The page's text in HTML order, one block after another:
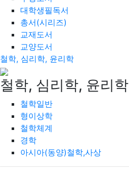
대학생필독서
총서(시리즈)
교재도서
교양도서
철학, 심리학, 윤리학
철학, 심리학, 윤리학
철학일반
형이상학
철학체계
경학
아시아(동양)철학,사상